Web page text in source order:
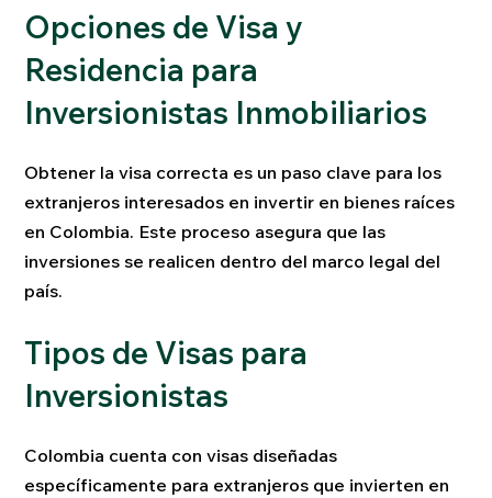
Opciones de Visa y
Residencia para
Inversionistas Inmobiliarios
Obtener la visa correcta es un paso clave para los
extranjeros interesados en invertir en bienes raíces
en Colombia. Este proceso asegura que las
inversiones se realicen dentro del marco legal del
país.
Tipos de Visas para
Inversionistas
Colombia cuenta con visas diseñadas
específicamente para extranjeros que invierten en